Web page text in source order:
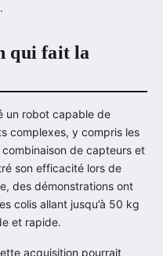
qui fait la
un robot capable de
complexes, y compris les
de capteurs et
son efficacité lors de
des démonstrations ont
colis allant jusqu’à 50 kg
et rapide.
acquisition pourrait